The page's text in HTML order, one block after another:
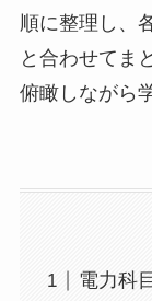
順に整理し、
と合わせてま
俯瞰しながら
電力科